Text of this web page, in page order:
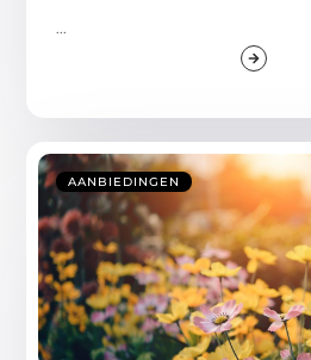
AANBIEDINGEN